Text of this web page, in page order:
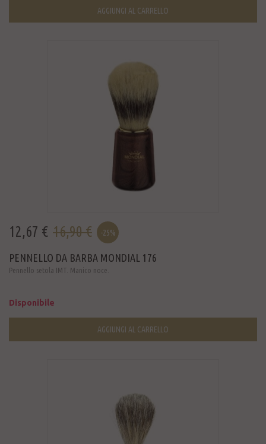
AGGIUNGI AL CARRELLO
12,67 € 16,90 € -25%
PENNELLO DA BARBA MONDIAL 176
Pennello setola IMT. Manico noce.
Disponibile
AGGIUNGI AL CARRELLO